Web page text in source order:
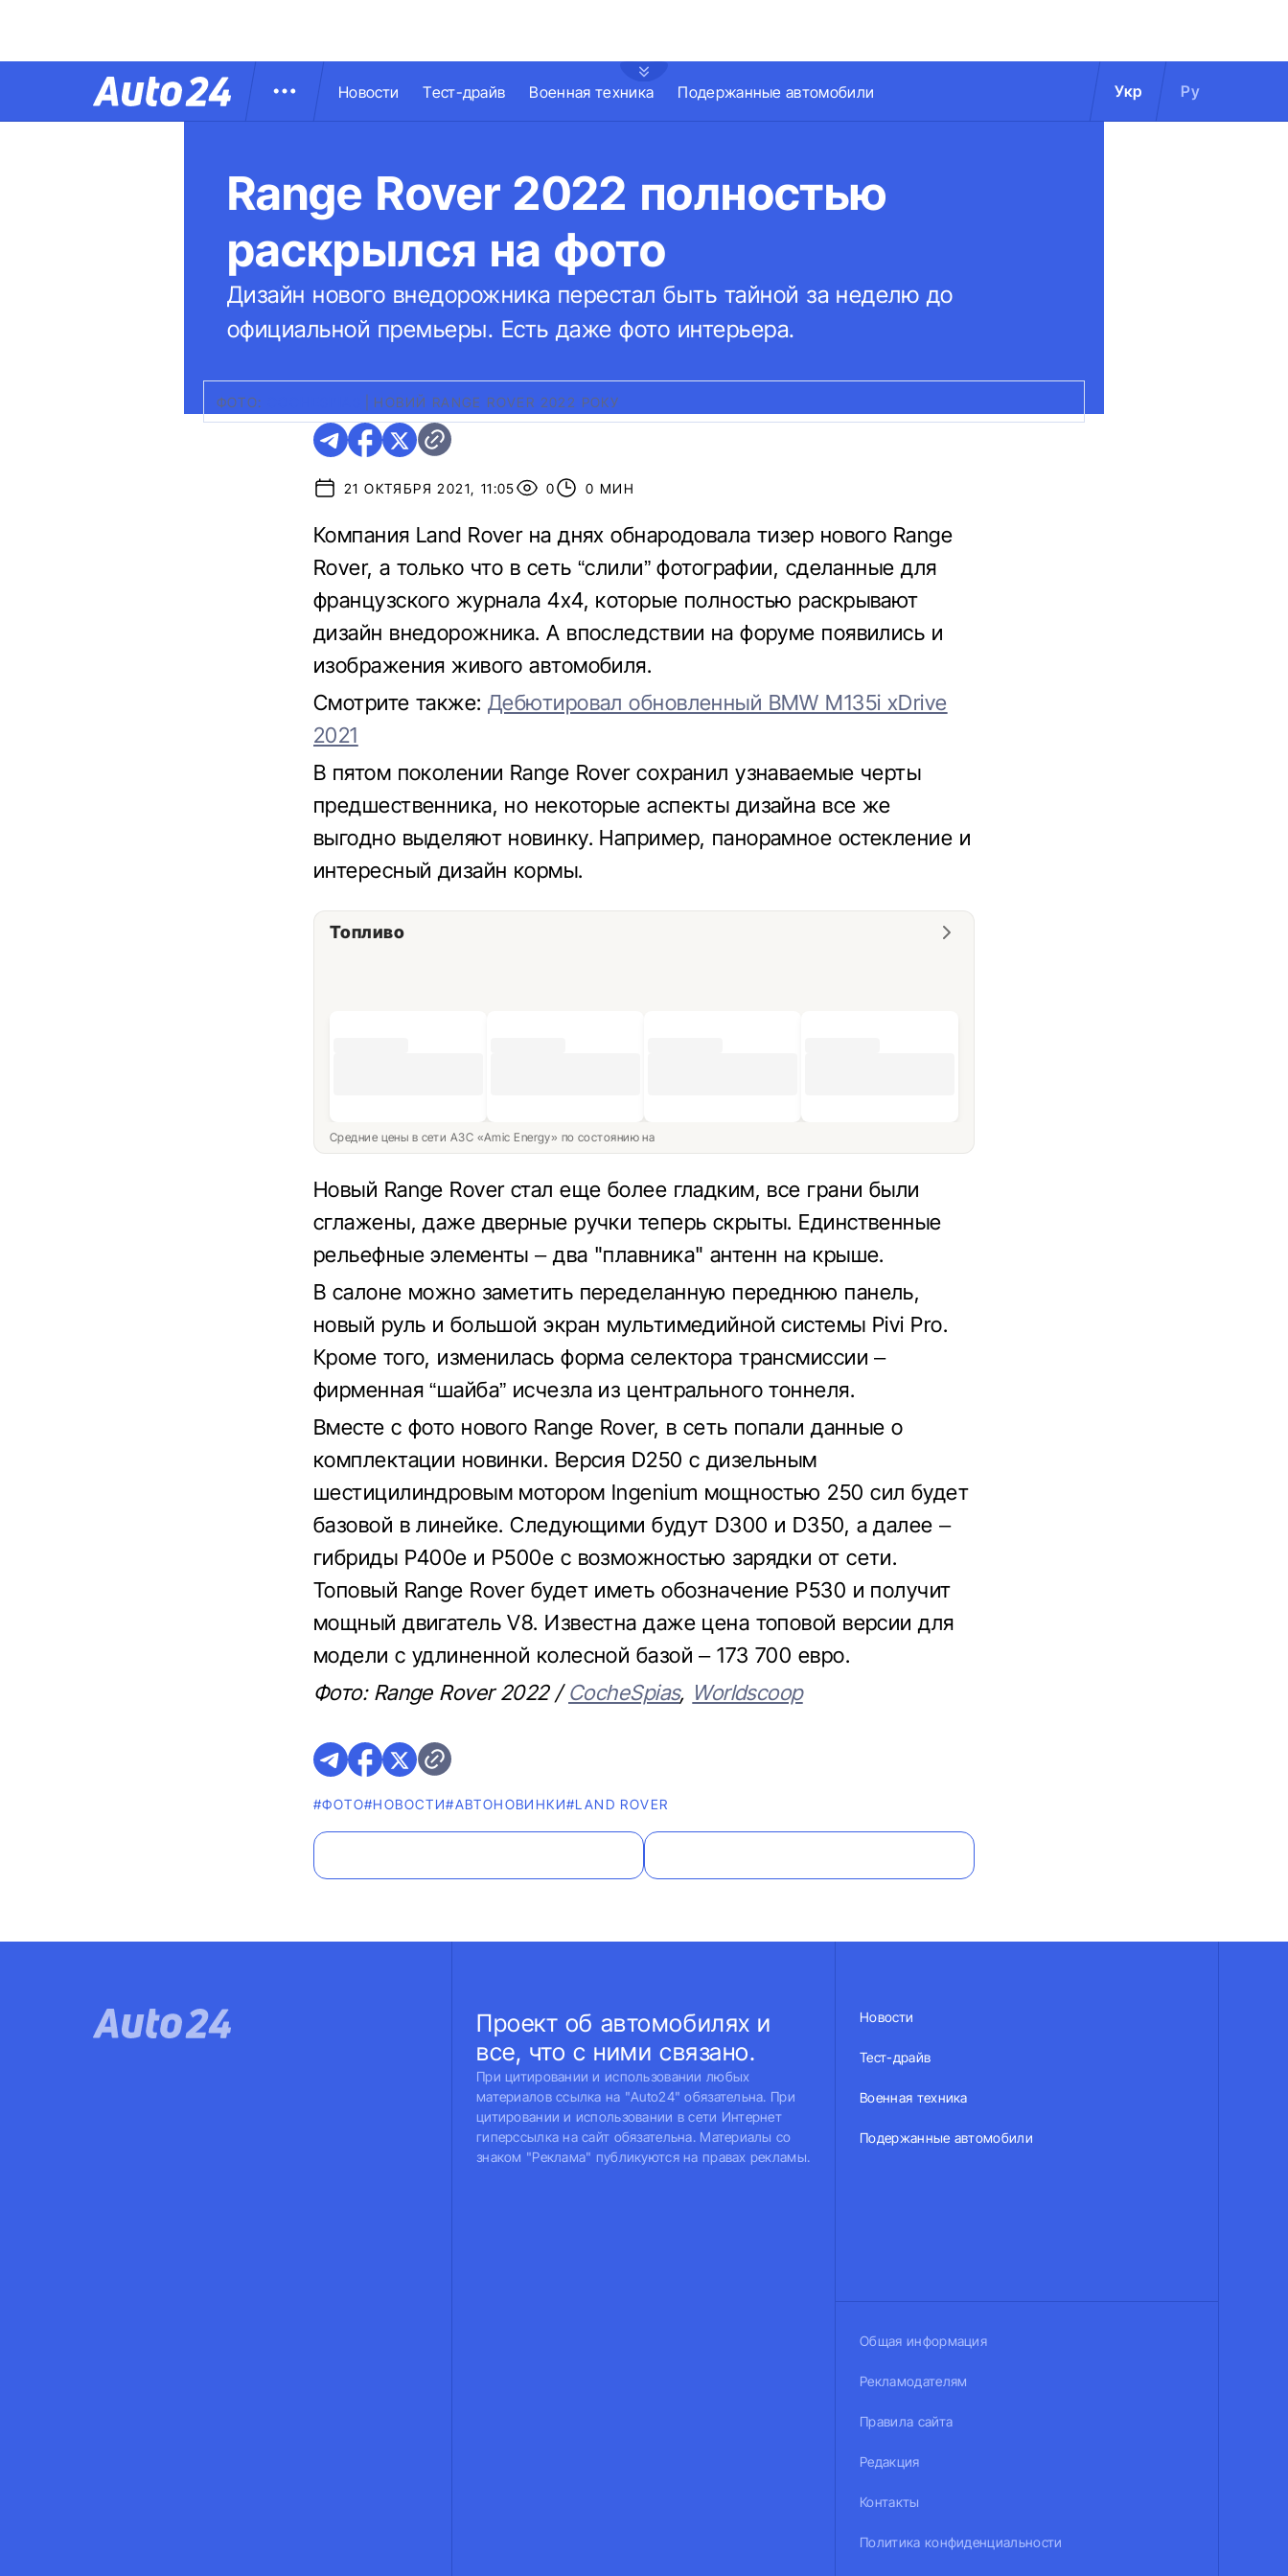
Новости Тест-драйв Военная техника Подержанные автомобили Укр Ру
Range Rover 2022 полностью
раскрылся на фото
Дизайн нового внедорожника перестал быть тайной за неделю до
официальной премьеры. Есть даже фото интерьера.
ФОТО: НОВИЙ RANGE ROVER 2022 РОКУ
21 ОКТЯБРЯ 2021, 11:05 0 0 МИН
Компания Land Rover на днях обнародовала тизер нового Range
Rover, а только что в сеть “слили” фотографии, сделанные для
французского журнала 4x4, которые полностью раскрывают
дизайн внедорожника. А впоследствии на форуме появились и
изображения живого автомобиля.
Смотрите также:Дебютировал обновленный BMW M135i xDrive
2021
В пятом поколении Range Rover сохранил узнаваемые черты
предшественника, но некоторые аспекты дизайна все же
выгодно выделяют новинку. Например, панорамное остекление и
интересный дизайн кормы.
Топливо
Средние цены в сети АЗС «Amic Energy» по состоянию на
Новый Range Rover стал еще более гладким, все грани были
сглажены, даже дверные ручки теперь скрыты. Единственные
рельефные элементы – два "плавника" антенн на крыше.
В салоне можно заметить переделанную переднюю панель,
новый руль и большой экран мультимедийной системы Pivi Pro.
Кроме того, изменилась форма селектора трансмиссии –
фирменная “шайба” исчезла из центрального тоннеля.
Вместе с фото нового Range Rover, в сеть попали данные о
комплектации новинки. Версия D250 с дизельным
шестицилиндровым мотором Ingenium мощностью 250 сил будет
базовой в линейке. Следующими будут D300 и D350, а далее –
гибриды P400e и P500e с возможностью зарядки от сети.
Топовый Range Rover будет иметь обозначение P530 и получит
мощный двигатель V8. Известна даже цена топовой версии для
модели с удлиненной колесной базой – 173 700 евро.
Фото: Range Rover 2022 /СocheSpias, Worldscoop
#ФОТО#НОВОСТИ#AВТОНОВИНКИ#LAND ROVER
Проект об автомобилях и
все, что с ними связано.
При цитировании и использовании любых
материалов ссылка на "Auto24" обязательна. При
цитировании и использовании в сети Интернет
гиперссылка на сайт обязательна. Материалы со
знаком "Реклама" публикуются на правах рекламы.
Новости
Тест-драйв
Военная техника
Подержанные автомобили
Общая информация
Рекламодателям
Правила сайта
Редакция
Контакты
Политика конфиденциальности